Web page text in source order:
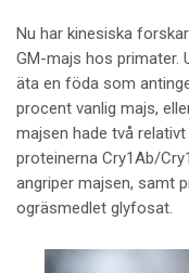
Nu har kinesiska
GM-majs hos primater.
äta en föda som
procent vanlig majs,
majsen hade två
proteinerna Cry1Ab/
angriper majsen, samt
ogräsmedlet glyfosat.